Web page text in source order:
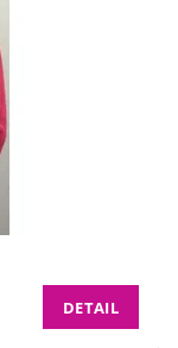
DETAIL